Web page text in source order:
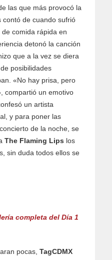
las que más provocó la
contó de cuando sufrió
comida rápida en
detonó la canción
que a la vez se diera
posibilidades
«No hay prisa, pero
compartió un emotivo
un artista
y para poner las
de la noche, se
The Flaming Lips los
sin duda todos ellos se
completa del Día 1
pocas, TagCDMX